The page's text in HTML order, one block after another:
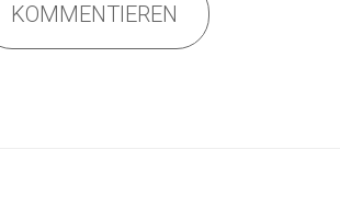
KOMMENTIEREN